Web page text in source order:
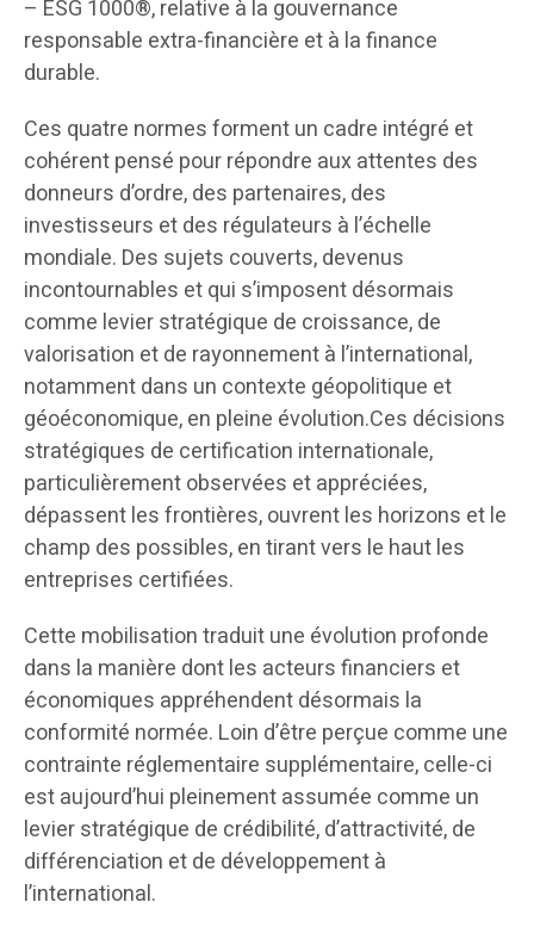
– ESG 1000®, relative à la gouvernance
responsable extra-financière et à la finance
durable.
Ces quatre normes forment un cadre intégré et
cohérent pensé pour répondre aux attentes des
donneurs d’ordre, des partenaires, des
investisseurs et des régulateurs à l’échelle
mondiale. Des sujets couverts, devenus
incontournables et qui s’imposent désormais
comme levier stratégique de croissance, de
valorisation et de rayonnement à l’international,
notamment dans un contexte géopolitique et
géoéconomique, en pleine évolution.Ces décisions
stratégiques de certification internationale,
particulièrement observées et appréciées,
dépassent les frontières, ouvrent les horizons et le
champ des possibles, en tirant vers le haut les
entreprises certifiées.
Cette mobilisation traduit une évolution profonde
dans la manière dont les acteurs financiers et
économiques appréhendent désormais la
conformité normée. Loin d’être perçue comme une
contrainte réglementaire supplémentaire, celle-ci
est aujourd’hui pleinement assumée comme un
levier stratégique de crédibilité, d’attractivité, de
différenciation et de développement à
l’international.